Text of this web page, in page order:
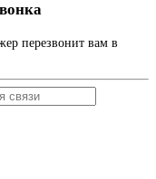
перезвонит вам в